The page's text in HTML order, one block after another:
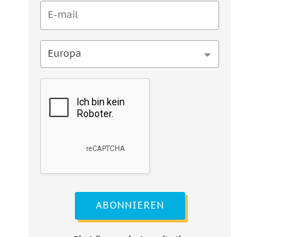
Europa
ABONNIEREN